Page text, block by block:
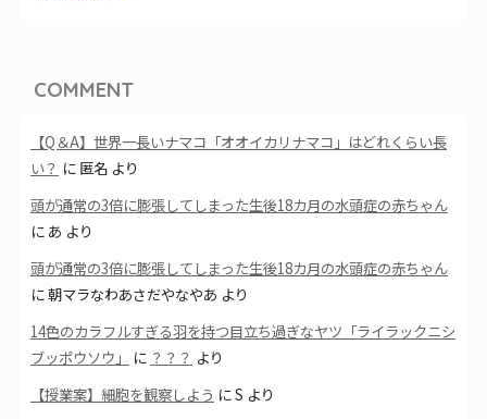
COMMENT
【Q＆A】世界一長いナマコ「オオイカリナマコ」はどれくらい長
い？ に 匿名より
頭が通常の3倍に膨張してしまった生後18カ月の水頭症の赤ちゃん
に あ より
頭が通常の3倍に膨張してしまった生後18カ月の水頭症の赤ちゃん
に朝マラなわあさだやなやあ より
14色のカラフルすぎる羽を持つ目立ち過ぎなヤツ「ライラックニシ
ブッポウソウ」
に ？？？ より
【授業案】細胞を観察しよう にS より